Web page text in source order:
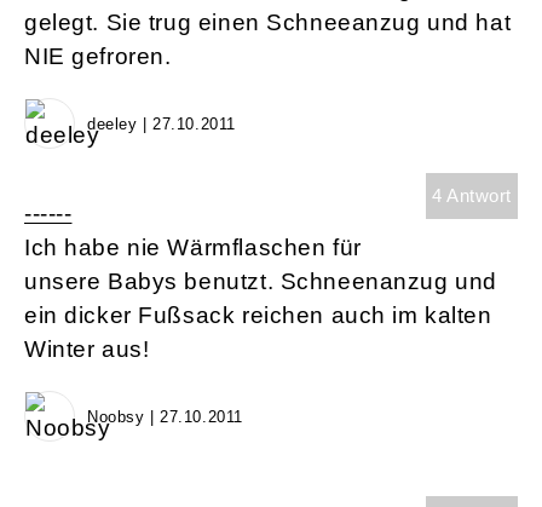
gelegt. Sie trug einen Schneeanzug und hat
NIE gefroren.
deeley | 27.10.2011
4 Antwort
------
Ich habe nie Wärmflaschen für
unsere Babys benutzt. Schneenanzug und
ein dicker Fußsack reichen auch im kalten
Winter aus!
Noobsy | 27.10.2011